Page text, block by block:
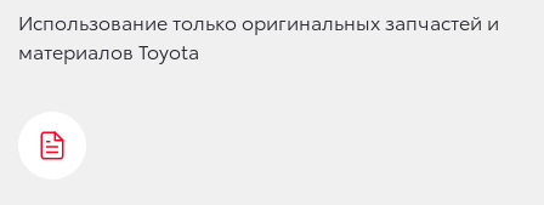
Использование только оригинальных запчастей и
материалов Toyota